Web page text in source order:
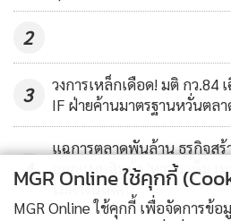
2
3
วงการเหล็กเดือด! มติ กว.84
IF ฝ่ายค้านมาตรฐานหวั่นตล
4
แฉการตลาดพันล้าน ธุรกิจส
ออกแบบสินค้า 'หวาน เค็ม เม
ไม่ต่างนิโคติน
MGR Online ใช้คุกกี้
MGR Online ใช้คุกกี้ เพื่อจัดการข้